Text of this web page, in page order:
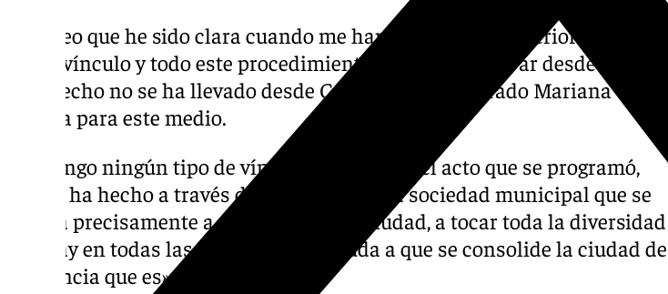
«Yo creo que he sido clara cuando me han preguntado anteriormente. No
tengo vínculo y todo este procedimiento no se podía llevar desde Cultura,
y de hecho no se ha llevado desde Cultura», ha asegurado Mariana
Pineda para este medio.
«No tengo ningún tipo de vínculo directo con el acto que se programó,
que se ha hecho a través de Promálaga, una sociedad municipal que se
dedica precisamente a promocionar la ciudad, a tocar toda la diversidad
que hay en todas las materias, que ayuda a que se consolide la ciudad de
referencia que es», ha sentenciado.